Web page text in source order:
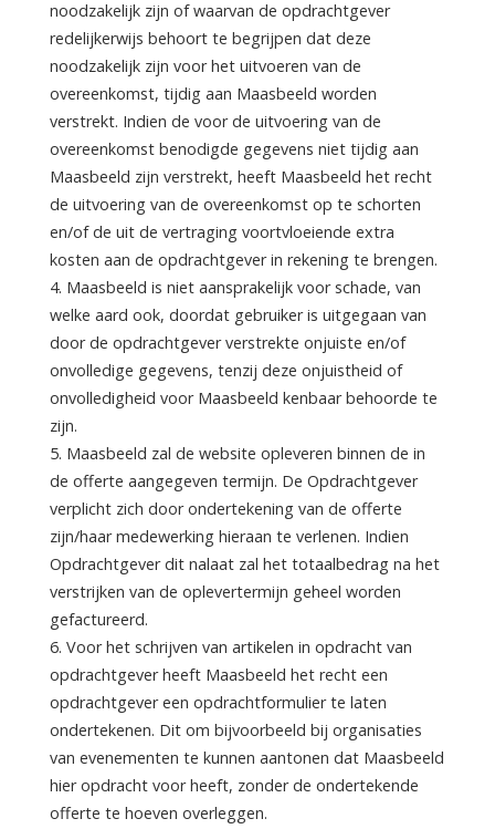
noodzakelijk zijn of waarvan de opdrachtgever
redelijkerwijs behoort te begrijpen dat deze
noodzakelijk zijn voor het uitvoeren van de
overeenkomst, tijdig aan Maasbeeld worden
verstrekt. Indien de voor de uitvoering van de
overeenkomst benodigde gegevens niet tijdig aan
Maasbeeld zijn verstrekt, heeft Maasbeeld het recht
de uitvoering van de overeenkomst op te schorten
en/of de uit de vertraging voortvloeiende extra
kosten aan de opdrachtgever in rekening te brengen.
4. Maasbeeld is niet aansprakelijk voor schade, van
welke aard ook, doordat gebruiker is uitgegaan van
door de opdrachtgever verstrekte onjuiste en/of
onvolledige gegevens, tenzij deze onjuistheid of
onvolledigheid voor Maasbeeld kenbaar behoorde te
zijn.
5. Maasbeeld zal de website opleveren binnen de in
de offerte aangegeven termijn. De Opdrachtgever
verplicht zich door ondertekening van de offerte
zijn/haar medewerking hieraan te verlenen. Indien
Opdrachtgever dit nalaat zal het totaalbedrag na het
verstrijken van de oplevertermijn geheel worden
gefactureerd.
6. Voor het schrijven van artikelen in opdracht van
opdrachtgever heeft Maasbeeld het recht een
opdrachtgever een opdrachtformulier te laten
ondertekenen. Dit om bijvoorbeeld bij organisaties
van evenementen te kunnen aantonen dat Maasbeeld
hier opdracht voor heeft, zonder de ondertekende
offerte te hoeven overleggen.